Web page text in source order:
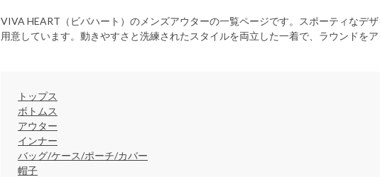
VIVA HEART（ビバハート）のメンズアウターの一覧ページです。スポーティなデ
用意しています。動きやすさと洗練されたスタイルを両立した一着で、ラウンドを
トップス
ボトムス
アウター
インナー
バッグ/ケース/ポーチ/カバー
帽子